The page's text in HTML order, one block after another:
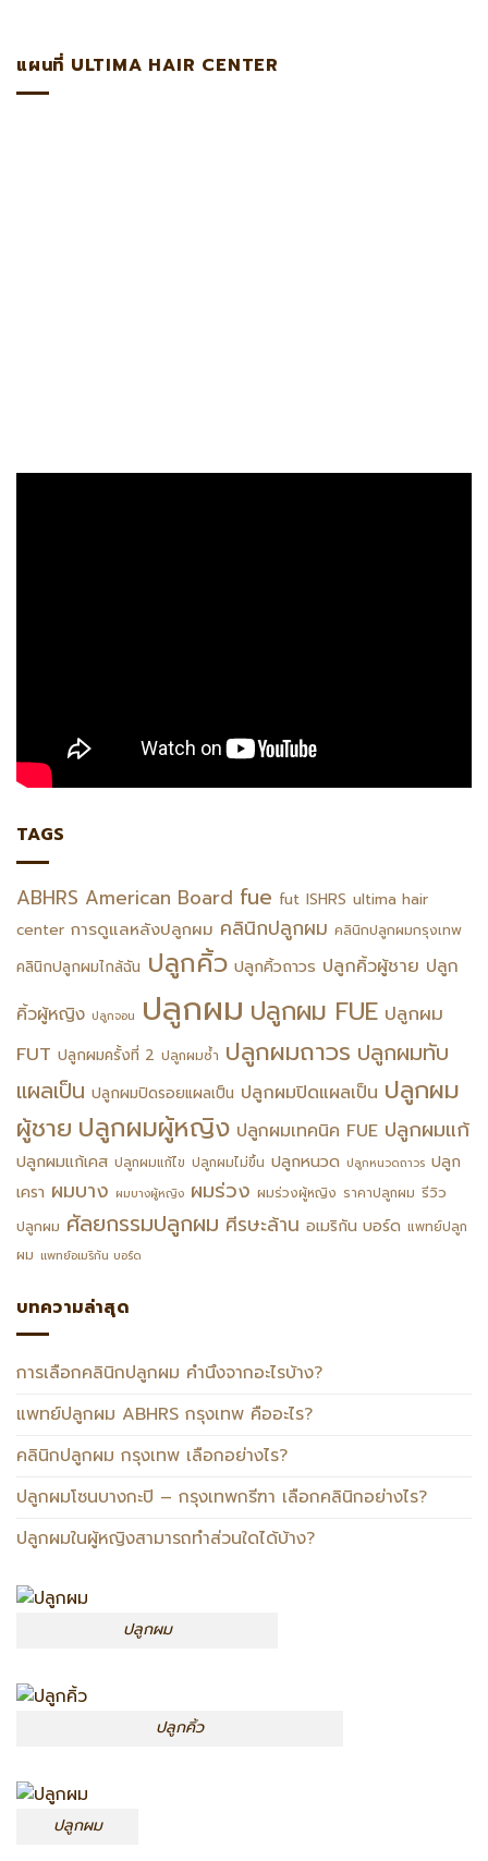
แผนที่ ULTIMA HAIR CENTER
TAGS
ABHRS American Board fue fut ISHRS ultima hair
center การดูแลหลังปลูกผม คลินิกปลูกผม คลินิกปลูกผมกรุงเทพ
คลินิกปลูกผมไกล้ฉัน ปลูกคิ้ว ปลูกคิ้วถาวร ปลูกคิ้วผู้ชาย ปลูก
คิ้วผู้หญิง ปลูกจอน ปลูกผม ปลูกผม FUE ปลูกผม
FUT ปลูกผมครั้งที่ 2 ปลูกผมซ้ำ ปลูกผมถาวร ปลูกผมทับ
แผลเป็น ปลูกผมปิดรอยแผลเป็น ปลูกผมปิดแผลเป็น ปลูกผม
ผู้ชาย ปลูกผมผู้หญิง ปลูกผมเทคนิค FUE ปลูกผมแก้
ปลูกผมแก้เคส ปลูกผมแก้ไข ปลูกผมไม่ขึ้น ปลูกหนวด ปลูกหนวดถาวร ปลูก
เครา ผมบาง ผมบางผู้หญิง ผมร่วง ผมร่วงผู้หญิง ราคาปลูกผม รีวิว
ปลูกผม ศัลยกรรมปลูกผม ศีรษะล้าน อเมริกัน บอร์ด แพทย์ปลูก
ผม แพทย์อเมริกัน บอร์ด
บทความล่าสุด
การเลือกคลินิกปลูกผม คำนึงจากอะไรบ้าง?
แพทย์ปลูกผม ABHRS กรุงเทพ คืออะไร?
คลินิกปลูกผม กรุงเทพ เลือกอย่างไร?
ปลูกผมโซนบางกะปิ – กรุงเทพกรีฑา เลือกคลินิกอย่างไร?
ปลูกผมในผู้หญิงสามารถทำส่วนใดได้บ้าง?
ปลูกผม
ปลูกคิ้ว
ปลูกผม